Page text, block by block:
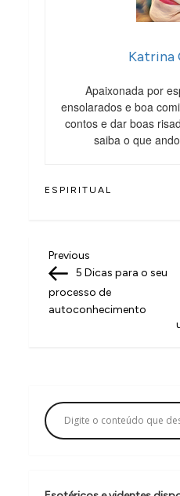
Katrina
Apaixonada por
ensolarados e boa
contos e dar boas
saiba o que
ESPIRITUAL
N
a
v
ç
ã
Previous
Post
Previous
5 Dicas para o seu
processo de
autoconhecimento